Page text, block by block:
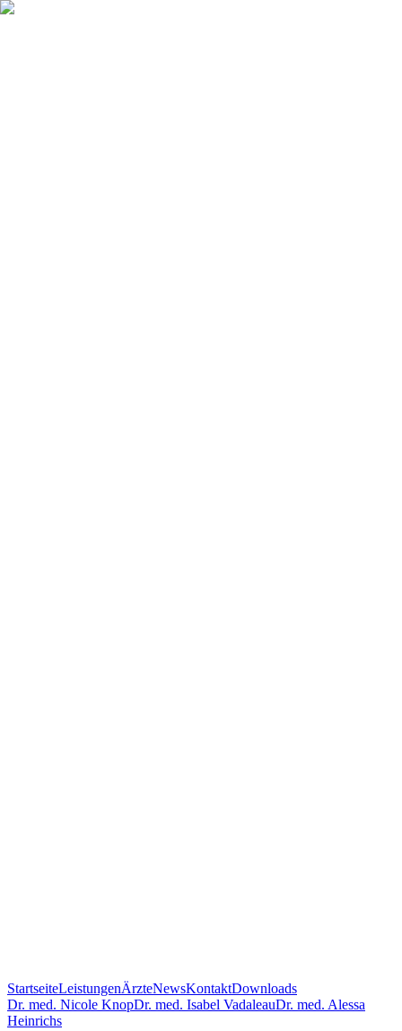
StartseiteLeistungenÄrzteNewsKontaktDownloads
Dr. med. Nicole KnopDr. med. Isabel VadaleauDr. med. Alessa
Heinrichs